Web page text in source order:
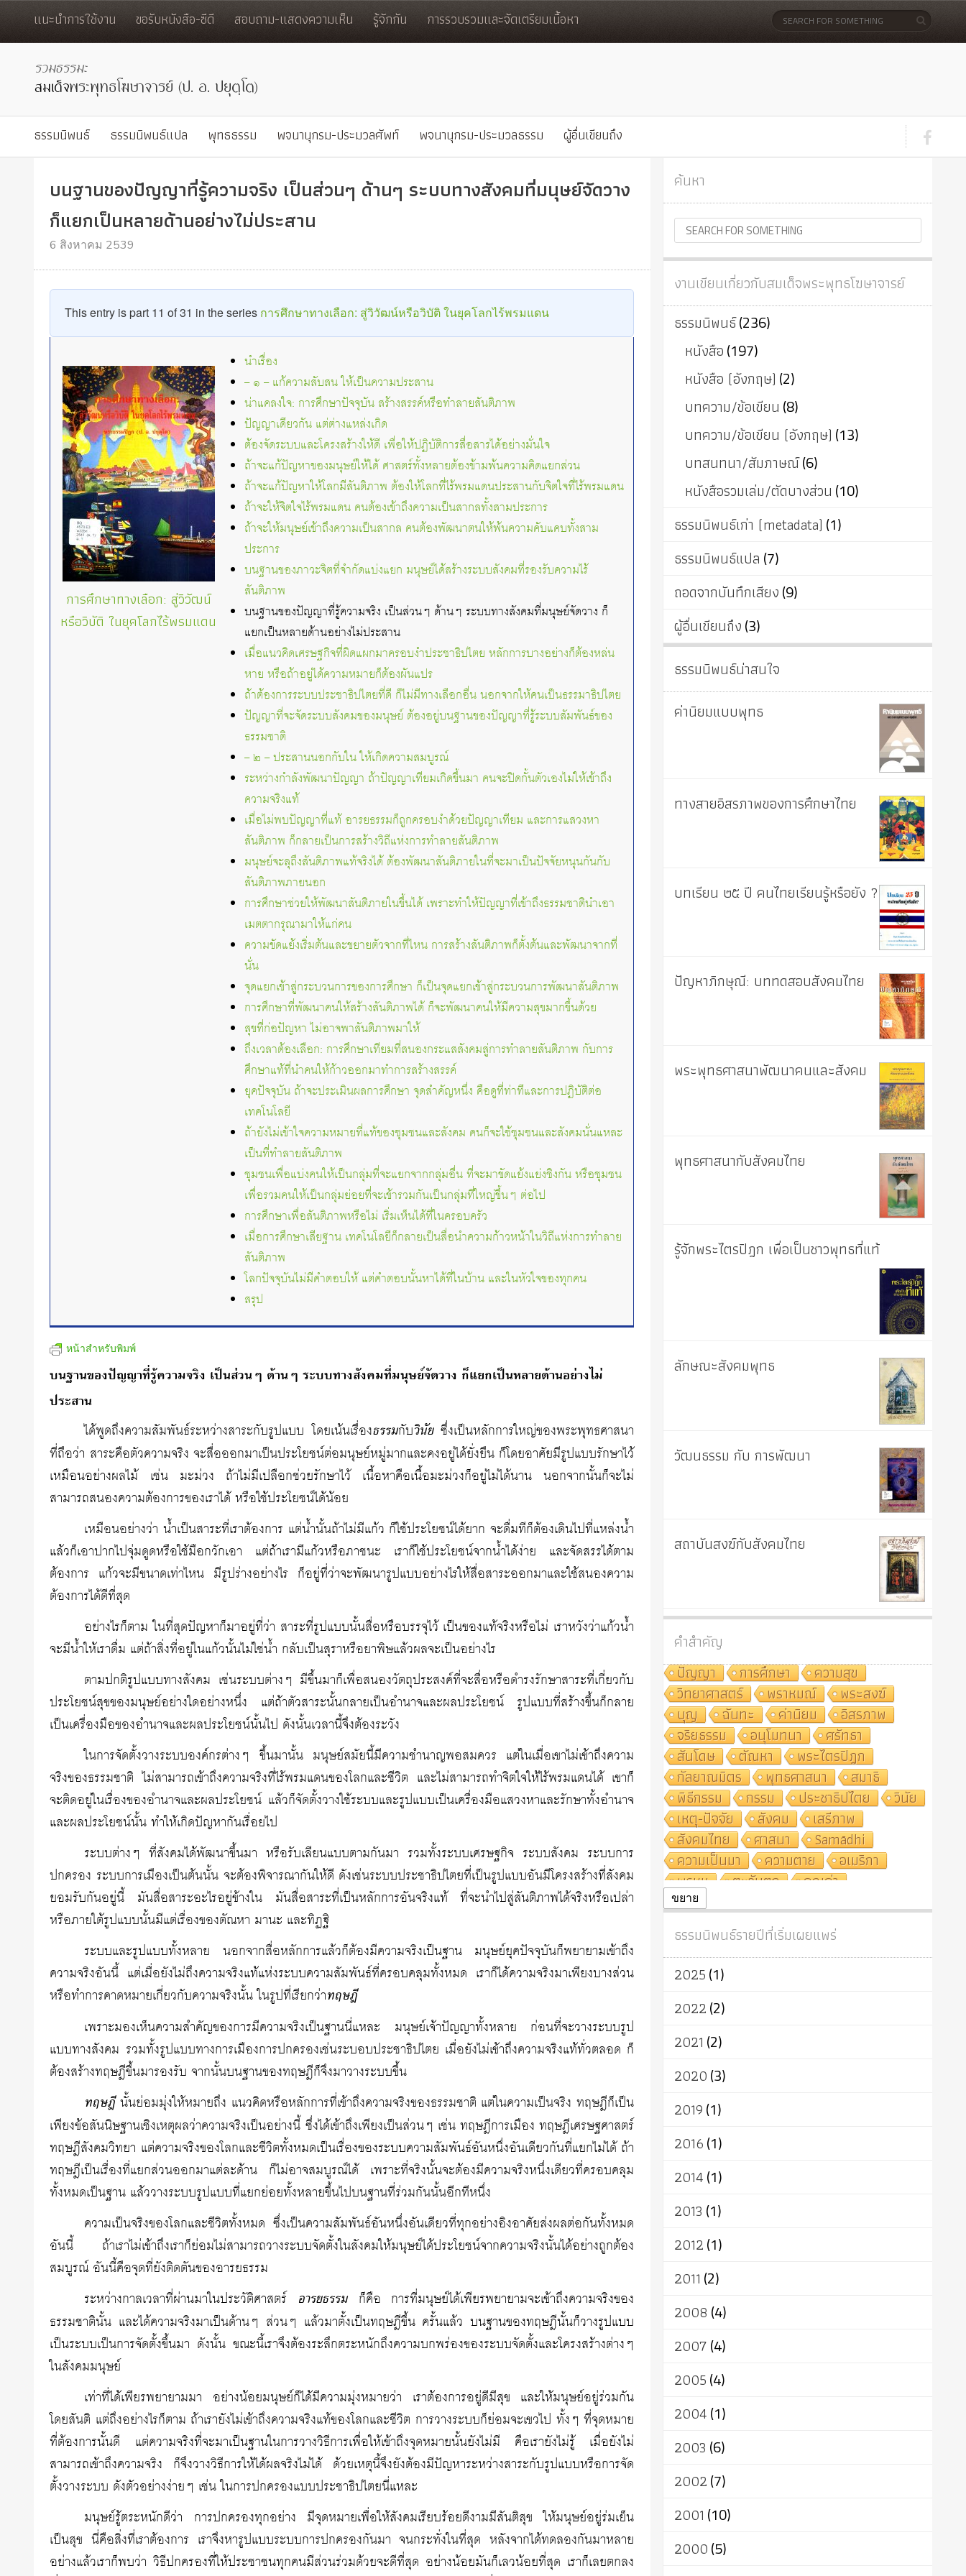
แนะนำการใช้งาน ขอรับหนังสือ-ซีดี สอบถาม-แสดงความเห็น รู้จักกัน การรวบรวมและจัดเตรียมเนื้อหา
ธรรมนิพนธ์ ธรรมนิพนธ์แปล พุทธธรรม พจนานุกรม-ประมวลศัพท์ พจนานุกรม-ประมวลธรรม ผู้อื่นเขียนถึง
บนฐานของปัญญาที่รู้ความจริง เป็นส่วนๆ ด้านๆ ระบบทางสังคมที่มนุษย์จัดวาง
ก็แยกเป็นหลายด้านอย่างไม่ประสาน
6 สิงหาคม 2539
This entry is part 11 of 31 in the series การศึกษาทางเลือก: สู่วิวัฒน์หรือวิบัติ ในยุคโลกไร้พรมแดน
การศึกษาทางเลือก: สู่วิวัฒน์
หรือวิบัติ ในยุคโลกไร้พรมแดน
นำเรื่อง
– ๑ – แก้ความสับสน ให้เป็นความประสาน
น่าแคลงใจ: การศึกษาปัจจุบัน สร้างสรรค์หรือทำลายสันติภาพ
ปัญญาเดียวกัน แต่ต่างแหล่งเกิด
ต้องจัดระบบและโครงสร้างให้ดี เพื่อให้ปฏิบัติการสื่อสารได้อย่างมั่นใจ
ถ้าจะแก้ปัญหาของมนุษย์ให้ได้ ศาสตร์ทั้งหลายต้องข้ามพ้นความคิดแยกส่วน
ถ้าจะแก้ปัญหาให้โลกมีสันติภาพ ต้องให้โลกที่ไร้พรมแดนประสานกับจิตใจที่ไร้พรมแดน
ถ้าจะให้จิตใจไร้พรมแดน คนต้องเข้าถึงความเป็นสากลทั้งสามประการ
ถ้าจะให้มนุษย์เข้าถึงความเป็นสากล คนต้องพัฒนาตนให้พ้นความคับแคบทั้งสาม
ประการ
บนฐานของภาวะจิตที่จำกัดแบ่งแยก มนุษย์ได้สร้างระบบสังคมที่รองรับความไร้
สันติภาพ
บนฐานของปัญญาที่รู้ความจริง เป็นส่วนๆ ด้านๆ ระบบทางสังคมที่มนุษย์จัดวาง ก็
แยกเป็นหลายด้านอย่างไม่ประสาน
เมื่อแนวคิดเศรษฐกิจที่ผิดแผกมาครอบงำประชาธิปไตย หลักการบางอย่างก็ต้องหล่น
หาย หรือถ้าอยู่ได้ความหมายก็ต้องผันแปร
ถ้าต้องการระบบประชาธิปไตยที่ดี ก็ไม่มีทางเลือกอื่น นอกจากให้คนเป็นธรรมาธิปไตย
ปัญญาที่จะจัดระบบสังคมของมนุษย์ ต้องอยู่บนฐานของปัญญาที่รู้ระบบสัมพันธ์ของ
ธรรมชาติ
– ๒ – ประสานนอกกับใน ให้เกิดความสมบูรณ์
ระหว่างกำลังพัฒนาปัญญา ถ้าปัญญาเทียมเกิดขึ้นมา คนจะปิดกั้นตัวเองไม่ให้เข้าถึง
ความจริงแท้
เมื่อไม่พบปัญญาที่แท้ อารยธรรมก็ถูกครอบงำด้วยปัญญาเทียม และการแสวงหา
สันติภาพ ก็กลายเป็นการสร้างวิถีแห่งการทำลายสันติภาพ
มนุษย์จะลุถึงสันติภาพแท้จริงได้ ต้องพัฒนาสันติภายในที่จะมาเป็นปัจจัยหนุนกันกับ
สันติภาพภายนอก
การศึกษาช่วยให้พัฒนาสันติภายในขึ้นได้ เพราะทำให้ปัญญาที่เข้าถึงธรรมชาตินำเอา
เมตตากรุณามาให้แก่คน
ความขัดแย้งเริ่มต้นและขยายตัวจากที่ไหน การสร้างสันติภาพก็ตั้งต้นและพัฒนาจากที่
นั่น
จุดแยกเข้าสู่กระบวนการของการศึกษา ก็เป็นจุดแยกเข้าสู่กระบวนการพัฒนาสันติภาพ
การศึกษาที่พัฒนาคนให้สร้างสันติภาพได้ ก็จะพัฒนาคนให้มีความสุขมากขึ้นด้วย
สุขที่ก่อปัญหา ไม่อาจพาสันติภาพมาให้
ถึงเวลาต้องเลือก: การศึกษาเทียมที่สนองกระแสสังคมสู่การทำลายสันติภาพ กับการ
ศึกษาแท้ที่นำคนให้ก้าวออกมาทำการสร้างสรรค์
ยุคปัจจุบัน ถ้าจะประเมินผลการศึกษา จุดสำคัญหนึ่ง คือดูที่ท่าทีและการปฏิบัติต่อ
เทคโนโลยี
ถ้ายังไม่เข้าใจความหมายที่แท้ของชุมชนและสังคม คนก็จะใช้ชุมชนและสังคมนั่นแหละ
เป็นที่ทำลายสันติภาพ
ชุมชนเพื่อแบ่งคนให้เป็นกลุ่มที่จะแยกจากกลุ่มอื่น ที่จะมาขัดแย้งแย่งชิงกัน หรือชุมชน
เพื่อรวมคนให้เป็นกลุ่มย่อยที่จะเข้ารวมกันเป็นกลุ่มที่ใหญ่ขึ้นๆ ต่อไป
การศึกษาเพื่อสันติภาพหรือไม่ เริ่มเห็นได้ที่ในครอบครัว
เมื่อการศึกษาเสียฐาน เทคโนโลยีก็กลายเป็นสื่อนำความก้าวหน้าในวิถีแห่งการทำลาย
สันติภาพ
โลกปัจจุบันไม่มีคำตอบให้ แต่คำตอบนั้นหาได้ที่ในบ้าน และในหัวใจของทุกคน
สรุป
หน้าสำหรับพิมพ์
บนฐานของปัญญาที่รู้ความจริง เป็นส่วนๆ ด้านๆ ระบบทางสังคมที่มนุษย์จัดวาง ก็แยกเป็นหลายด้านอย่างไม่
ประสาน
ได้พูดถึงความสัมพันธ์ระหว่างสาระกับรูปแบบ โดยเน้นเรื่องธรรมกับวินัยซึ่งเป็นหลักการใหญ่ของพระพุทธศาสนา
ที่ถือว่า สาระคือตัวความจริง จะสื่อออกมาเป็นประโยชน์ต่อมนุษย์หมู่มากและคงอยู่ได้ยั่งยืน ก็โดยอาศัยมีรูปแบบรักษาไว้
เหมือนอย่างผลไม้ เช่น มะม่วง ถ้าไม่มีเปลือกช่วยรักษาไว้ เนื้อหาคือเนื้อมะม่วงก็อยู่ไม่ได้นาน นอกจากนั้นก็จะไม่
สามารถสนองความต้องการของเราได้ หรือใช้ประโยชน์ได้น้อย
เหมือนอย่างว่า น้ำเป็นสาระที่เราต้องการ แต่น้ำนั้นถ้าไม่มีแก้ว ก็ใช้ประโยชน์ได้ยาก จะดื่มทีก็ต้องเดินไปที่แหล่งน้ำ
แล้วก็เอาปากไปจุ่มดูดหรือใช้มือกวักเอา แต่ถ้าเรามีแก้วหรือภาชนะ เราก็ใช้ประโยชน์จากน้ำได้ง่าย และจัดสรรได้ตาม
ต้องการ แก้วจะมีขนาดเท่าไหน มีรูปร่างอย่างไร ก็อยู่ที่ว่าจะพัฒนารูปแบบอย่างไรให้สื่อสาระออกมาและใช้สนองความ
ต้องการได้ดีที่สุด
อย่างไรก็ตาม ในที่สุดปัญหาก็มาอยู่ที่ว่า สาระที่รูปแบบนั้นสื่อหรือบรรจุไว้ เป็นของแท้จริงหรือไม่ เราหวังว่าแก้วน้ำ
จะมีน้ำให้เราดื่ม แต่ถ้าสิ่งที่อยู่ในแก้วนั้นไม่ใช่น้ำ กลับเป็นสุราหรือยาพิษแล้วผลจะเป็นอย่างไร
ตามปกติรูปแบบทางสังคม เช่นระบบต่างๆ มีขึ้นมาก็เพื่อสนองวัตถุประสงค์ที่จะสื่อหรือดำรงรักษาสาระที่เกี่ยวกับ
ประโยชน์สุขของมนุษย์อย่างใดอย่างหนึ่ง แต่ถ้าตัวสาระนั้นกลายเป็นอำนาจและผลประโยชน์ รูปแบบที่สร้างขึ้นก็กลาย
เป็นเครื่องมือของอำนาจและผลประโยชน์นั้นไป ดังนั้นเวลานี้จึงต้องระวัง
ในการจัดตั้งวางระบบองค์กรต่างๆ ขึ้นมานั้น มนุษย์สมัยนี้มีความชำนาญพอสมควร แต่ในเมื่อเขาไม่เข้าถึงความ
จริงของธรรมชาติ ไม่สามารถเข้าถึงความจริงที่ไร้พรมแดนของโลกและชีวิต และไม่สามารถทำจิตใจให้ไร้พรมแดนได้ เขาก็
จะติดอยู่ในเรื่องของอำนาจและผลประโยชน์ แล้วก็จัดตั้งวางใช้ระบบและรูปแบบเป็นเครื่องมือแสวงหาและรักษาทั้งอำนาจ
และผลประโยชน์นั้น ทำให้เกิดปัญหากันเรื่อยไป
ระบบต่างๆ ที่สังคมได้พัฒนาขึ้นมา หรือรับเลียนแบบตามกันมา รวมทั้งระบบเศรษฐกิจ ระบบสังคม ระบบการ
ปกครอง ระบบการเมืองเป็นต้นนั้น จะต้องพิจารณากันให้ดี ดังเช่นระบบประชาธิปไตยที่เป็นรูปแบบอันมีโครงสร้างที่สังคม
ยอมรับกันอยู่นี้ มันสื่อสาระอะไรอยู่ข้างใน มันสื่อสาระที่เป็นหลักการอันจริงแท้ ที่จะนำไปสู่สันติภาพได้จริงหรือเปล่า
หรือภายใต้รูปแบบนั้นมีแต่เรื่องของตัณหา มานะ และทิฏฐิ
ระบบและรูปแบบทั้งหลาย นอกจากสื่อหลักการแล้วก็ต้องมีความจริงเป็นฐาน มนุษย์ยุคปัจจุบันก็พยายามเข้าถึง
ความจริงอันนี้ แต่เมื่อยังไม่ถึงความจริงแท้แห่งระบบความสัมพันธ์ที่ครอบคลุมทั้งหมด เราก็ได้ความจริงมาเพียงบางส่วน
หรือทำการคาดหมายเกี่ยวกับความจริงนั้น ในรูปที่เรียกว่าทฤษฎี
เพราะมองเห็นความสำคัญของการมีความจริงเป็นฐานนี่แหละ มนุษย์เจ้าปัญญาทั้งหลาย ก่อนที่จะวางระบบรูป
แบบทางสังคม รวมทั้งรูปแบบทางการเมืองการปกครองเช่นระบอบประชาธิปไตย เมื่อยังไม่เข้าถึงความจริงแท้ทั่วตลอด ก็
ต้องสร้างทฤษฎีขึ้นมารองรับ จากนั้นบนฐานของทฤษฎีก็จึงมาวางระบบขึ้น
ทฤษฎีนั้นย่อมมุ่งให้หมายถึง แนวคิดหรือหลักการที่เข้าถึงความจริงของธรรมชาติ แต่ในความเป็นจริง ทฤษฎีก็เป็น
เพียงข้อสันนิษฐานเชิงเหตุผลว่าความจริงเป็นอย่างนี้ ซึ่งได้เข้าถึงเพียงเป็นส่วนๆ เช่น ทฤษฎีการเมือง ทฤษฎีเศรษฐศาสตร์
ทฤษฎีสังคมวิทยา แต่ความจริงของโลกและชีวิตทั้งหมดเป็นเรื่องของระบบความสัมพันธ์อันหนึ่งอันเดียวกันที่แยกไม่ได้ ถ้า
ทฤษฎีเป็นเรื่องที่แยกส่วนออกมาแต่ละด้าน ก็ไม่อาจสมบูรณ์ได้ เพราะที่จริงนั้นจะต้องมีความจริงหนึ่งเดียวที่ครอบคลุม
ทั้งหมดเป็นฐาน แล้ววางระบบรูปแบบที่แยกย่อยทั้งหลายขึ้นไปบนฐานที่ร่วมกันนั้นอีกทีหนึ่ง
ความเป็นจริงของโลกและชีวิตทั้งหมด ซึ่งเป็นความสัมพันธ์อันหนึ่งอันเดียวที่ทุกอย่างอิงอาศัยส่งผลต่อกันทั้งหมด
อันนี้ ถ้าเราไม่เข้าถึงเราก็ย่อมไม่สามารถวางระบบจัดตั้งในสังคมให้มนุษย์ได้ประโยชน์จากความจริงนั้นได้อย่างถูกต้อง
สมบูรณ์ อันนี้คือจุดที่ยังติดตันของอารยธรรม
ระหว่างกาลเวลาที่ผ่านมาในประวัติศาสตร์ อารยธรรมก็คือ การที่มนุษย์ได้เพียรพยายามจะเข้าถึงความจริงของ
ธรรมชาตินั้น และได้ความจริงมาเป็นด้านๆ ส่วนๆ แล้วมาตั้งเป็นทฤษฎีขึ้น ครั้นแล้ว บนฐานของทฤษฎีนั้นก็วางรูปแบบ
เป็นระบบเป็นการจัดตั้งขึ้นมา ดังนั้น ขณะนี้เราจึงต้องระลึกตระหนักถึงความบกพร่องของระบบจัดตั้งและโครงสร้างต่างๆ
ในสังคมมนุษย์
เท่าที่ได้เพียรพยายามมา อย่างน้อยมนุษย์ก็ได้มีความมุ่งหมายว่า เราต้องการอยู่ดีมีสุข และให้มนุษย์อยู่ร่วมกัน
โดยสันติ แต่ถึงอย่างไรก็ตาม ถ้าเรายังไม่เข้าถึงความจริงแท้ของโลกและชีวิต การวางระบบก็ย่อมจะเขวไป ทั้งๆ ที่จุดหมาย
ที่ต้องการนั้นดี แต่ความจริงที่จะมาเป็นฐานในการวางวิธีการเพื่อให้เข้าถึงจุดหมายนั้นยังไม่มี คือเรายังไม่รู้ เมื่อยังไม่
สามารถเข้าถึงความจริง ก็จึงวางวิธีการให้ได้ผลจริงไม่ได้ ด้วยเหตุนี้จึงยังต้องมีปัญหาระหว่างสาระกับรูปแบบหรือการจัด
ตั้งวางระบบ ดังตัวอย่างง่ายๆ เช่น ในการปกครองแบบประชาธิปไตยนี่แหละ
มนุษย์รู้ตระหนักดีว่า การปกครองทุกอย่าง มีจุดหมายเพื่อให้สังคมเรียบร้อยดีงามมีสันติสุข ให้มนุษย์อยู่ร่มเย็น
เป็นสุข นี่คือสิ่งที่เราต้องการ เราจึงหารูปแบบระบบการปกครองกันมา จนกระทั่งในที่สุด หลังจากได้ทดลองกันมาหลาย
อย่างแล้วเราก็พบว่า วิธีปกครองที่ให้ประชาชนทุกคนมีส่วนร่วมด้วยจะดีที่สุด อย่างน้อยมันก็เลวน้อยที่สุด เราก็เลยตกลง
ค้นหา
งานเขียนเกี่ยวกับสมเด็จพระพุทธโฆษาจารย์
ธรรมนิพนธ์(236)
หนังสือ(197)
หนังสือ (อังกฤษ) (2)
บทความ/ข้อเขียน (8)
บทความ/ข้อเขียน (อังกฤษ) (13)
บทสนทนา/สัมภาษณ์(6)
หนังสือรวมเล่ม/ตัดบางส่วน (10)
ธรรมนิพนธ์เก่า (metadata) (1)
ธรรมนิพนธ์แปล (7)
ถอดจากบันทึกเสียง(9)
ผู้อื่นเขียนถึง(3)
ธรรมนิพนธ์น่าสนใจ
ค่านิยมแบบพุทธ
ทางสายอิสรภาพของการศึกษาไทย
บทเรียน ๒๕ ปี คนไทยเรียนรู้หรือยัง ?
ปัญหาภิกษุณี: บททดสอบสังคมไทย
พระพุทธศาสนาพัฒนาคนและสังคม
พุทธศาสนากับสังคมไทย
รู้จักพระไตรปิฎก เพื่อเป็นชาวพุทธที่แท้
ลักษณะสังคมพุทธ
วัฒนธรรม กับ การพัฒนา
สถาบันสงฆ์กับสังคมไทย
คำสำคัญ
ปัญญา
การศึกษา
ความสุข
วิทยาศาสตร์
พราหมณ์
พระสงฆ์
บุญ
ฉันทะ ค่านิยม
อิสรภาพ
จริยธรรม
อนุโมทนา
ศรัทธา
สันโดษ
ตัณหา
พระไตรปิฎก
กัลยาณมิตร
พุทธศาสนา
สมาธิ
พิธีกรรม
กรรม ประชาธิปไตย
วินัย
เหตุ-ปัจจัย
สังคม
เสรีภาพ
สังคมไทย
ศาสนา
Samādhi
ความเป็นมา
ความตาย
อเมริกา
พรหม
ตะวันตก
คุณค่า
ปฏิจจสมุปบาท
ศาสนาประจำชาติ
ผู้บริโภค
ธรรมาธิปไตย
การแยกรัฐกับศาสนา
ธรรมชาติ
เทคโนโลยี
พุทธบริษัท
วัฒนธรรม
ขยาย
ธรรมนิพนธ์รายปีที่เริ่มเผยแพร่
2025(1)
2022(2)
2021 (2)
2020(3)
2019(1)
2016(1)
2014(1)
2013 (1)
2012(1)
2011 (2)
2008 (4)
2007(4)
2005(4)
2004(1)
2003 (6)
2002(7)
2001 (10)
2000(5)